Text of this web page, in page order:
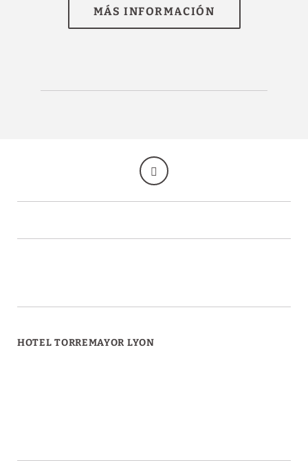
HOTEL TORREMAYOR LYON